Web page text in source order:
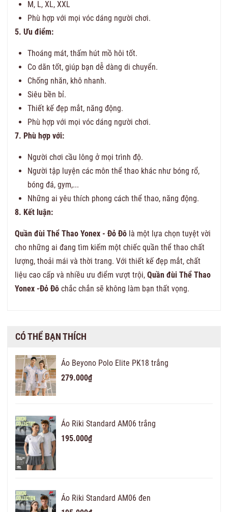
M, L, XL, XXL
Phù hợp với mọi vóc dáng người chơi.
5. Ưu điểm:
Thoáng mát, thấm hút mồ hôi tốt.
Co dãn tốt, giúp bạn dễ dàng di chuyển.
Chống nhăn, khô nhanh.
Siêu bền bỉ.
Thiết kế đẹp mắt, năng động.
Phù hợp với mọi vóc dáng người chơi.
7. Phù hợp với:
Người chơi cầu lông ở mọi trình độ.
Người tập luyện các môn thể thao khác như bóng rổ,
bóng đá, gym,...
Những ai yêu thích phong cách thể thao, năng động.
8. Kết luận:
Quần đùi Thể Thao Yonex - Đỏ Đô là một lựa chọn tuyệt vời
cho những ai đang tìm kiếm một chiếc quần thể thao chất
lượng, thoải mái và thời trang. Với thiết kế đẹp mắt, chất
liệu cao cấp và nhiều ưu điểm vượt trội, Quần đùi Thể Thao
Yonex -Đỏ Đô chắc chắn sẽ không làm bạn thất vọng.
CÓ THỂ BẠN THÍCH
Áo Beyono Polo Elite PK18 trắng
279.000₫
Áo Riki Standard AM06 trắng
195.000₫
Áo Riki Standard AM06 đen